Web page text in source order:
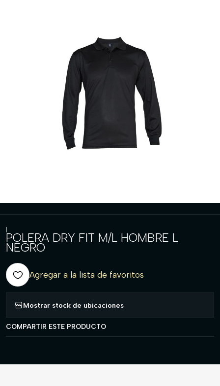
|
POLERA DRY FIT M/L HOMBRE L
NEGRO
Agregar a la lista de favoritos
Mostrar stock de ubicaciones
COMPARTIR ESTE PRODUCTO